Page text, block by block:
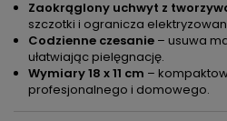
Zaokrąglony uchwyt z
szczotki i ogranicza
Codzienne czesanie – usuwa
ułatwiając pielęgnację.
Wymiary 18 x 11 cm –
profesjonalnego i domowego.